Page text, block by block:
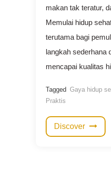
makan tak teratur,
Memulai hidup
terutama bagi
langkah sederhana
mencapai kualitas
Tagged Gaya hidup
Praktis
Discover